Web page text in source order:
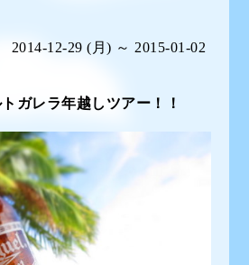
2014-12-29 (月) ～ 2015-01-02
ガレラ年越しツアー！！